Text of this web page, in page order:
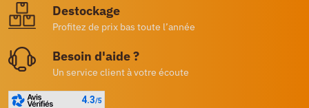
Destockage
Profitez de prix bas toute l’année
Besoin d'aide ?
Un service client à votre écoute